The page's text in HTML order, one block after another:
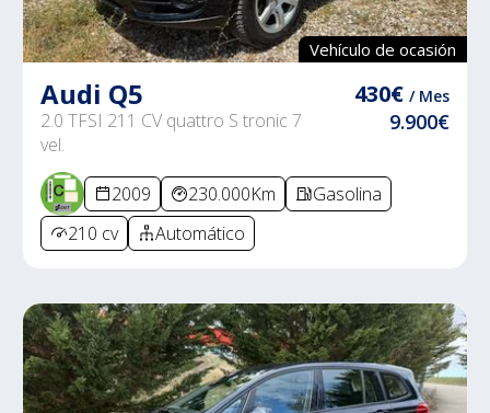
Vehículo de ocasión
Audi Q5
2.0 TFSI 211 CV quattro S tronic 7
vel.
430€ / Mes
9.900€
2009 230.000Km
Gasolina
210 cv
Automático